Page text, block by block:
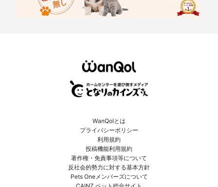
WanQolとは
プライバシーポリシー
利用規約
投稿機能利用規約
著作権・免責事項等について
反社会的勢力に対する基本方針
Pets Oneメンバーズについて